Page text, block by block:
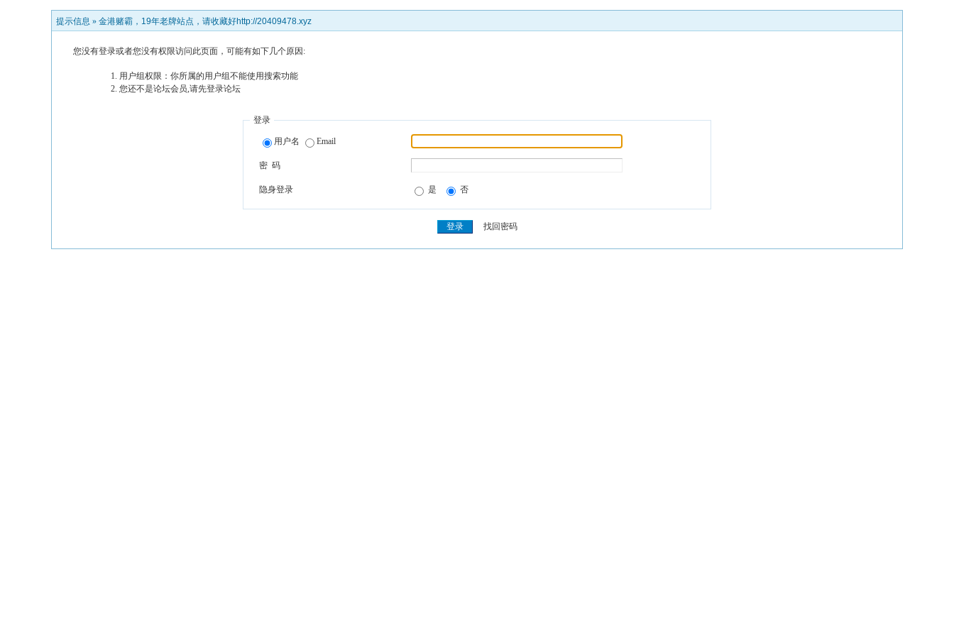
提示信息 » 金港赌霸，19年老牌站点，请收藏好http://20409478.xyz
您没有登录或者您没有权限访问此页面，可能有如下几个原因:
用户组权限：你所属的用户组不能使用搜索功能
您还不是论坛会员,请先登录论坛
登录
用户名 Email
密 码
隐身登录 是 否
找回密码